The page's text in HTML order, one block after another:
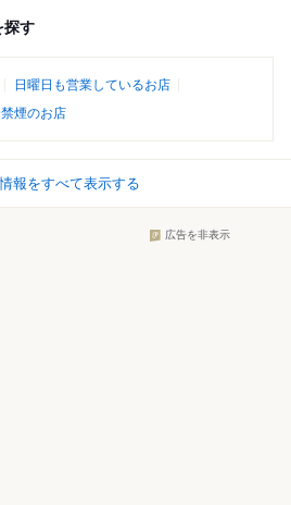
探す
日曜日も営業しているお店
煙のお店
報をすべて表示する
広告を非表示